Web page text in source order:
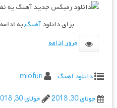
برایدانلودآهنگبه
مرور ادامه
دانلود اهنگ
miofun
جولای 30, 2018
جولای 30, 2018